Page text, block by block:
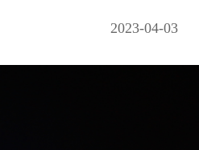
2023-04-03